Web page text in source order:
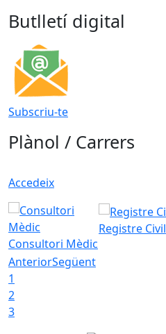
Butlletí digital
Subscriu-te
Plànol / Carrers
Accedeix
Consultori Mèdic
Registre Civil
AnteriorSegüent
1
2
3